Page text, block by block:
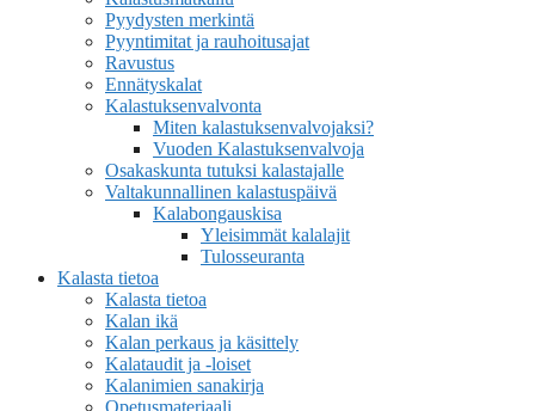
Pyydysten merkintä
Pyyntimitat ja rauhoitusajat
Ravustus
Ennätyskalat
Kalastuksenvalvonta
Miten kalastuksenvalvojaksi?
Vuoden Kalastuksenvalvoja
Osakaskunta tutuksi kalastajalle
Valtakunnallinen kalastuspäivä
Kalabongauskisa
Yleisimmät kalalajit
Tulosseuranta
Kalasta tietoa
Kalasta tietoa
Kalan ikä
Kalan perkaus ja käsittely
Kalataudit ja -loiset
Kalanimien sanakirja
Opetusmateriaali